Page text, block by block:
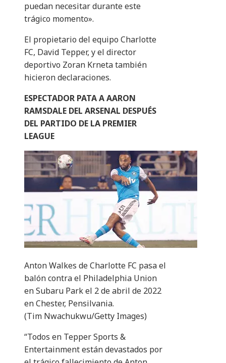
puedan necesitar durante este
trágico momento».
El propietario del equipo Charlotte
FC, David Tepper, y el director
deportivo Zoran Krneta también
hicieron declaraciones.
ESPECTADOR PATA A AARON
RAMSDALE DEL ARSENAL DESPUÉS
DEL PARTIDO DE LA PREMIER
LEAGUE
Anton Walkes de Charlotte FC pasa el
balón contra el Philadelphia Union
en Subaru Park el 2 de abril de 2022
en Chester, Pensilvania.
(Tim Nwachukwu/Getty Images)
“Todos en Tepper Sports &
Entertainment están devastados por